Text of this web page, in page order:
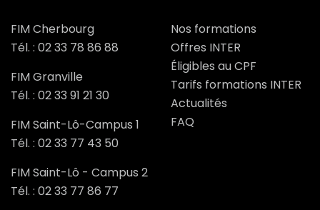
FIM Cherbourg
Tél. : 02 33 78 86 88
FIM Granville
Tél. : 02 33 91 21 30
FIM Saint-Lô-Campus 1
Tél. : 02 33 77 43 50
FIM Saint-Lô - Campus 2
Tél. : 02 33 77 86 77
Nos formations
Offres INTER
Éligibles au CPF
Tarifs formations INTER
Actualités
FAQ